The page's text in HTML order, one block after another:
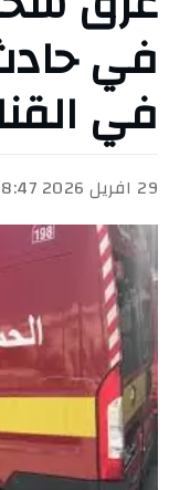
في
في
29 افريل 2026 18:47